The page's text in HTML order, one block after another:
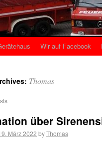
Wir auf Facebook
Thomas
über
März 2022 byThomas